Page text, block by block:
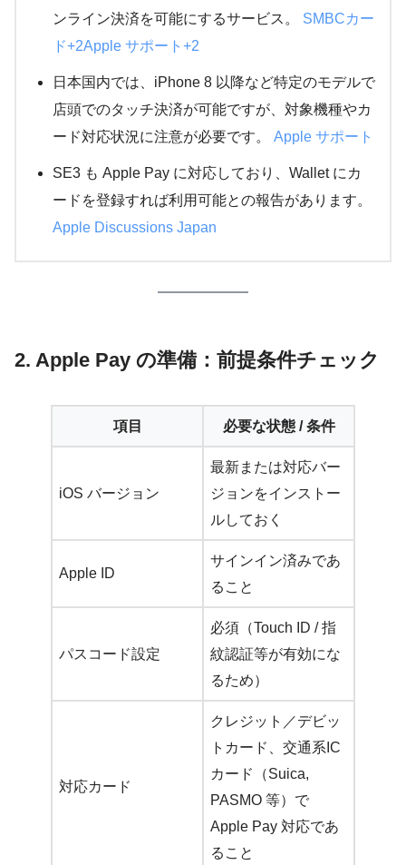
ンライン決済を可能にするサービス。 SMBCカー
ド+2Apple サポート+2
日本国内では、iPhone 8 以降など特定のモデルで
店頭でのタッチ決済が可能ですが、対象機種やカ
ード対応状況に注意が必要です。 Apple サポート
SE3 も Apple Pay に対応しており、Wallet にカ
ードを登録すれば利用可能との報告があります。
Apple Discussions Japan
2. Apple Pay の準備：前提条件チェック
項目 必要な状態 / 条件
iOS バージョン
最新または対応バー
ジョンをインストー
ルしておく
Apple ID
サインイン済みであ
ること
パスコード設定
必須（Touch ID / 指
紋認証等が有効にな
るため）
対応カード
クレジット／デビッ
トカード、交通系IC
カード（Suica,
PASMO 等）で
Apple Pay 対応であ
ること